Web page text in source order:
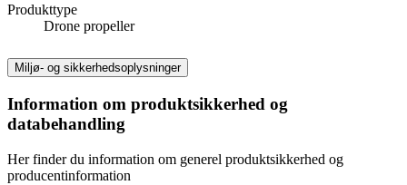
Produkttype
Drone propeller
Miljø- og sikkerhedsoplysninger
Information om produktsikkerhed og
databehandling
Her finder du information om generel produktsikkerhed og
producentinformation